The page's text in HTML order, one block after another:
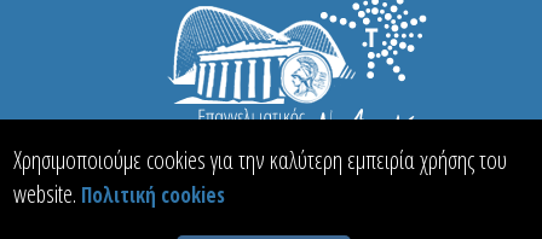
Χρησιμοποιούμε cookies για την καλύτερη εμπειρία χρήσης του
website. Πολιτική cookies